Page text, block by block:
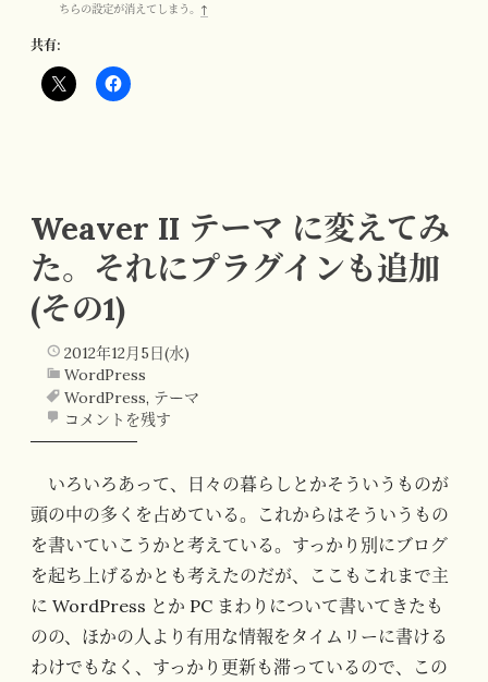
ちらの設定が消えてしまう。 ↑
共有:
Weaver II テーマ に変えてみ
た。それにプラグインも追加
(その1)
2012年12月5日(水)
WordPress
WordPress, テーマ
コメントを残す
いろいろあって、日々の暮らしとかそういうものが
頭の中の多くを占めている。これからはそういうもの
を書いていこうかと考えている。すっかり別にブログ
を起ち上げるかとも考えたのだが、ここもこれまで主
に WordPress とか PC まわりについて書いてきたも
のの、ほかの人より有用な情報をタイムリーに書ける
わけでもなく、すっかり更新も滞っているので、この